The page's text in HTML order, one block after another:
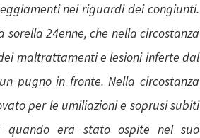
nei riguardi dei congiunti.
24enne, che nella circostanza
maltrattamenti e lesioni inferte dal
pugno in fronte. Nella circostanza
per le umiliazioni e soprusi subiti
quando era stato ospite nel suo